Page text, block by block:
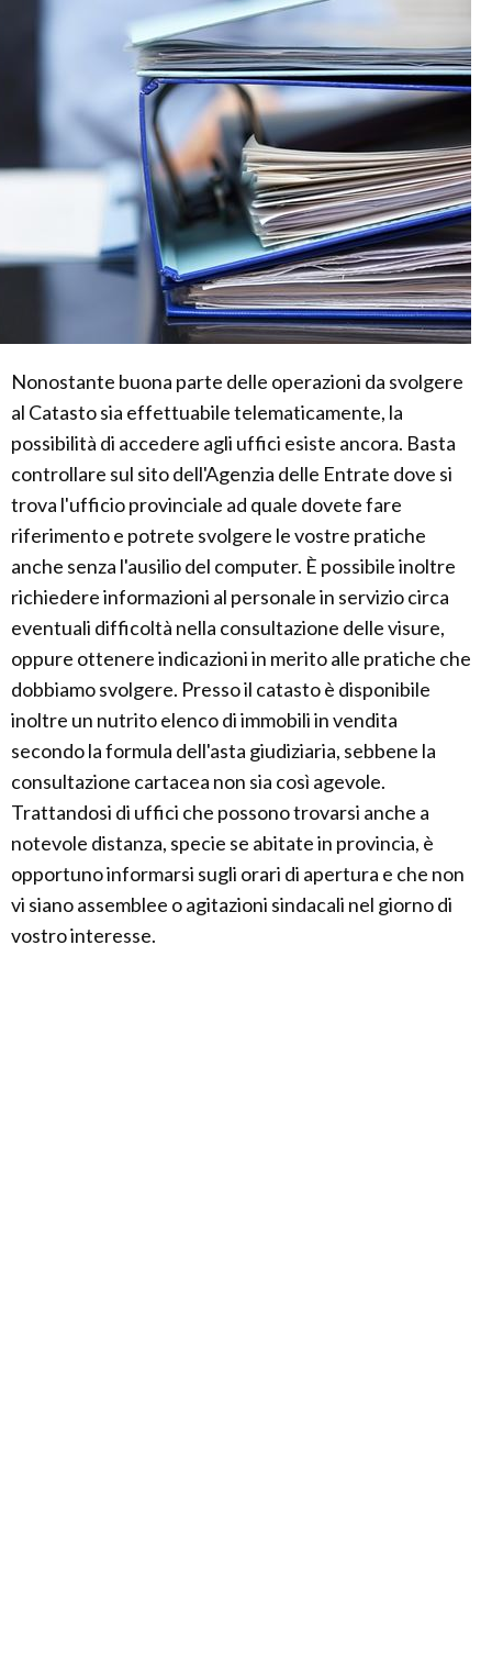
Nonostante buona parte delle operazioni da svolgere
al Catasto sia effettuabile telematicamente, la
possibilità di accedere agli uffici esiste ancora. Basta
controllare sul sito dell'Agenzia delle Entrate dove si
trova l'ufficio provinciale ad quale dovete fare
riferimento e potrete svolgere le vostre pratiche
anche senza l'ausilio del computer. È possibile inoltre
richiedere informazioni al personale in servizio circa
eventuali difficoltà nella consultazione delle visure,
oppure ottenere indicazioni in merito alle pratiche che
dobbiamo svolgere. Presso il catasto è disponibile
inoltre un nutrito elenco di immobili in vendita
secondo la formula dell'asta giudiziaria, sebbene la
consultazione cartacea non sia così agevole.
Trattandosi di uffici che possono trovarsi anche a
notevole distanza, specie se abitate in provincia, è
opportuno informarsi sugli orari di apertura e che non
vi siano assemblee o agitazioni sindacali nel giorno di
vostro interesse.